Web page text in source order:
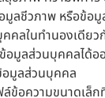
ลชีวภาพ หรือข้อมู
คคลในทำนองเดีย
มูลส่วนบุคคลได้อ
มูลส่วนบุคคล
ข้อความขนาดเล็